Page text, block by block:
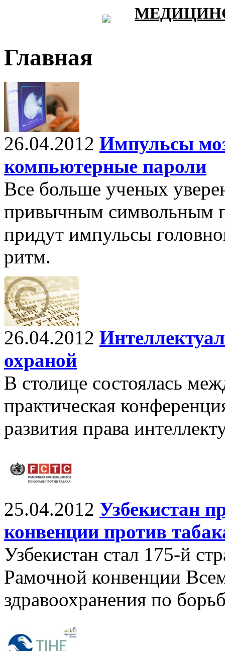
Главная
26.04.2012 Импульсы
компьютерные пароли
Все больше ученых
привычным символьным
придут импульсы
ритм.
26.04.2012
охраной
В столице состоялась
практическая
развития права
25.04.2012 Узбекистан
конвенции против
Узбекистан стал 175-й
Рамочной конвенции
здравоохранения по